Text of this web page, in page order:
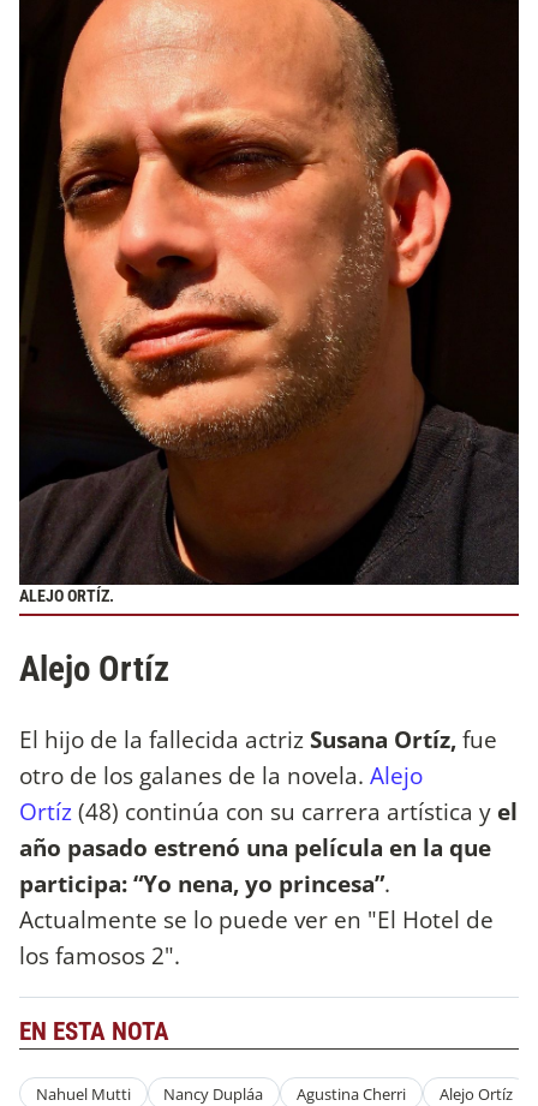
ALEJO ORTÍZ.
Alejo Ortíz
El hijo de la fallecida actrizSusana Ortíz,fue
otro de los galanes de la novela. Alejo
Ortíz(48) continúa con su carrera artística y el
año pasado estrenó una película en la que
participa: “Yo nena, yo princesa”.
Actualmente se lo puede ver en "El Hotel de
los famosos 2".
EN ESTA NOTA
Nahuel Mutti Nancy Dupláa Agustina Cherri Alejo Ortíz